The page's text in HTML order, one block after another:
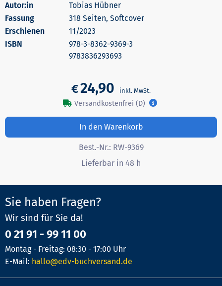
Autor:in
Tobias Hübner
318 Seiten, Softcover
Erschienen
11/2023
978-3-8362-9369-3
9783836293693
€24,90
Versandkostenfrei (D)
In den Warenkorb
Best.-Nr.: RW-9369
Lieferbar in 48 h
Sie haben Fragen?
Wir sind für Sie da!
0 21 91 - 99 11 00
Montag - Freitag: 08:30 - 17:00 Uhr
E-Mail: hallo@edv-buchversand.de